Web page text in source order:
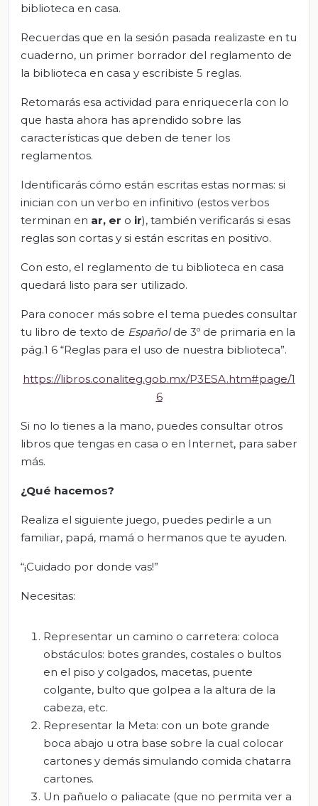
biblioteca en casa.
Recuerdas que en la sesión pasada realizaste en tu
cuaderno, un primer borrador del reglamento de
la biblioteca en casa y escribiste 5 reglas.
Retomarás esa actividad para enriquecerla con lo
que hasta ahora has aprendido sobre las
características que deben de tener los
reglamentos.
Identificarás cómo están escritas estas normas: si
inician con un verbo en infinitivo (estos verbos
terminan en ar, er o ir), también verificarás si esas
reglas son cortas y si están escritas en positivo.
Con esto, el reglamento de tu biblioteca en casa
quedará listo para ser utilizado.
Para conocer más sobre el tema puedes consultar
tu libro de texto de Españolde 3º de primaria en la
pág.1 6 “Reglas para el uso de nuestra biblioteca”.
https://libros.conaliteg.gob.mx/P3ESA.htm#page/1
6
Si no lo tienes a la mano, puedes consultar otros
libros que tengas en casa o en Internet, para saber
más.
¿Qué hacemos?
Realiza el siguiente juego, puedes pedirle a un
familiar, papá, mamá o hermanos que te ayuden.
“¡Cuidado por donde vas!”
Necesitas:
Representar un camino o carretera: coloca
obstáculos: botes grandes, costales o bultos
en el piso y colgados, macetas, puente
colgante, bulto que golpea a la altura de la
cabeza, etc.
Representar la Meta: con un bote grande
boca abajo u otra base sobre la cual colocar
cartones y demás simulando comida chatarra
cartones.
Un pañuelo o paliacate (que no permita ver a